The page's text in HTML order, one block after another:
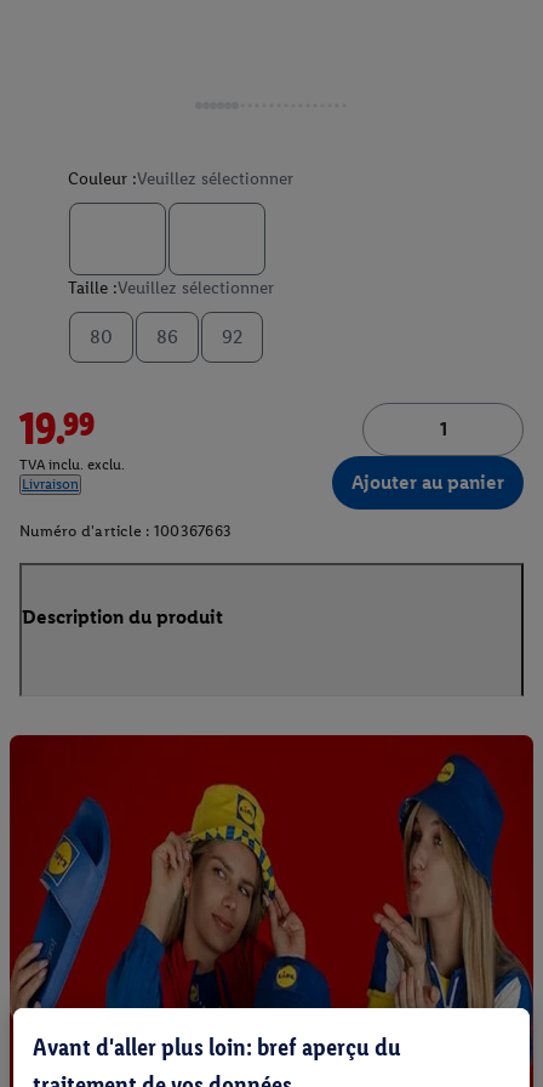
Couleur :Veuillez sélectionner
Taille :Veuillez sélectionner
80 86 92
19.99
TVA inclu. exclu.
Livraison
Ajouter au panier
Numéro d'article : 100367663
Description du produit
Avant d'aller plus loin: bref aperçu du